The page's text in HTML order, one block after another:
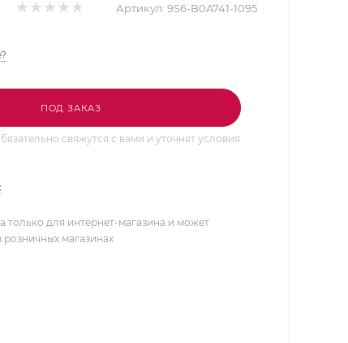
Артикул: 9S6-B0A741-1095
ПОД ЗАКАЗ
свяжутся с вами и уточнят условия
только для интернет-магазина и может
розничных магазинах